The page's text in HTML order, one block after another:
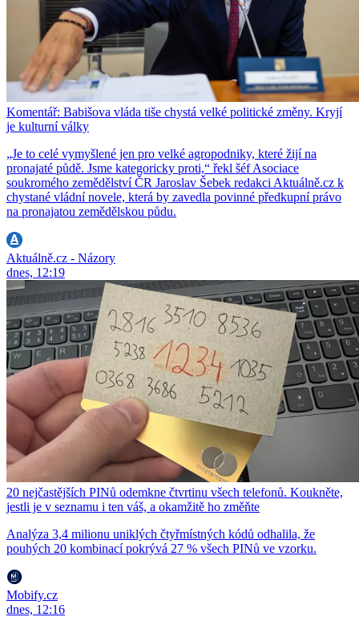
Komentář: Babišova vláda tiše chystá velké politické změny. Kryjí
je kulturní války
„Je to celé vymyšlené jen pro velké agropodniky, které žijí na
pronajaté půdě. Jsme kategoricky proti,“ řekl šéf Asociace
soukromého zemědělství ČR Jaroslav Šebek redakci Aktuálně.cz k
chystané vládní novele, která by zavedla povinné předkupní právo
na pronajatou zemědělskou půdu.
Aktuálně.cz - Názory
dnes, 12:19
20 nejčastějších PINů odemkne čtvrtinu všech telefonů. Koukněte,
jestli je v seznamu i ten váš, a okamžitě ho změňte
Analýza 3,4 milionu uniklých čtyřmístných kódů odhalila, že
pouhých 20 kombinací pokrývá 27 % všech PINů ve vzorku.
Mobify.cz
dnes, 12:16